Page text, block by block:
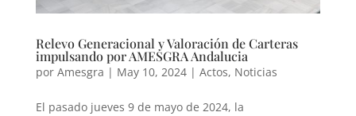
Relevo Generacional y Valoración de Carteras
impulsando por AMESGRA Andalucia
por Amesgra | May 10, 2024| Actos, Noticias
El pasado jueves 9 de mayo de 2024, la